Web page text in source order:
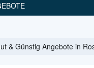
& Günstig Angebote in